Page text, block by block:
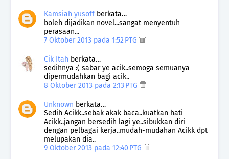
Kamsiah yusoffberkata…
boleh dijadikan novel...sangat menyentuh
perasaan...
7 Oktober 2013 pada 1:52 PTG
Cik Itah berkata…
sedihnya :( sabar ye acik..semoga semuanya
dipermudahkan bagi acik..
8 Oktober 2013 pada 2:13 PTG
Unknown berkata…
Sedih Acikk..sebak akak baca..kuatkan hati
Acikk..jangan bersedih lagi ye..sibukkan diri
dengan pelbagai kerja..mudah-mudahan Acikk dpt
melupakan dia..
9 Oktober 2013 pada 12:40 PTG